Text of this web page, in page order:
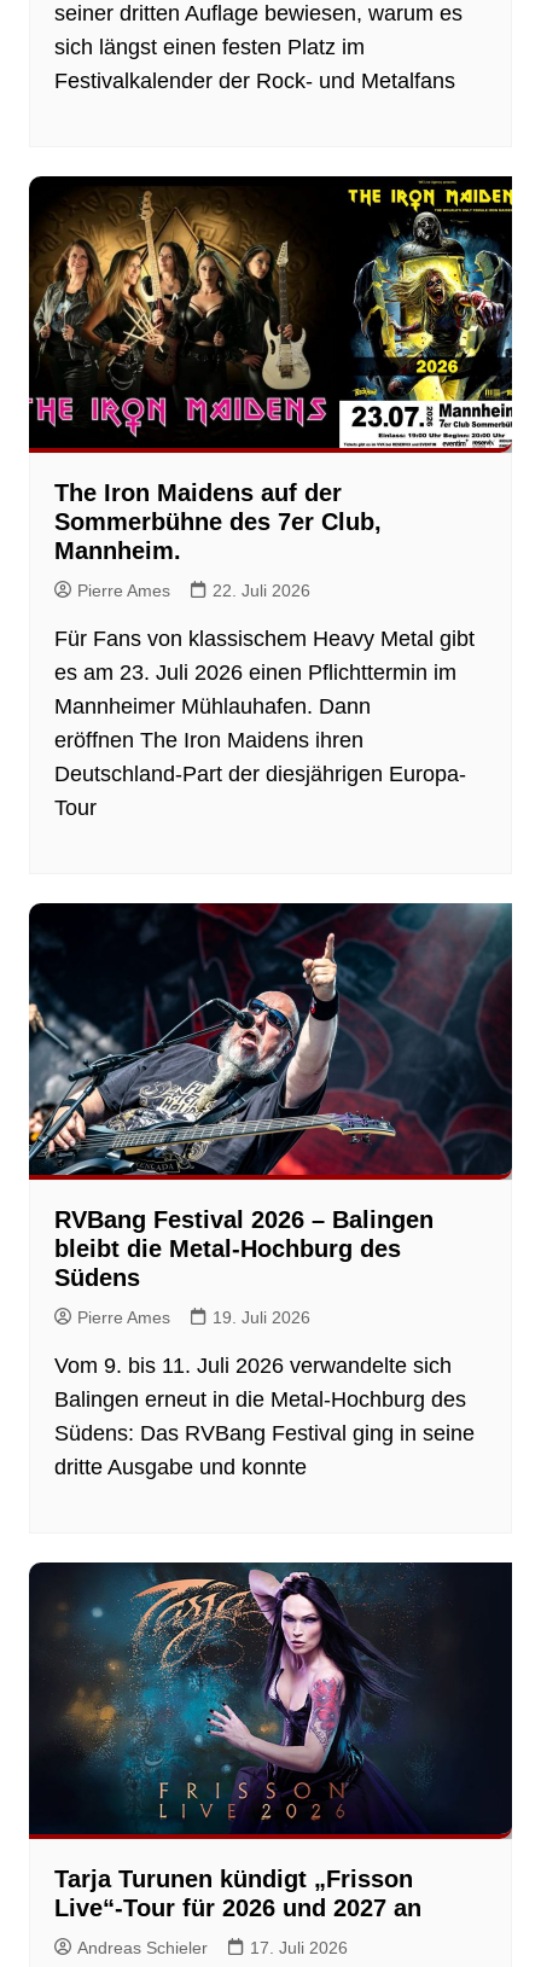
seiner dritten Auflage bewiesen, warum es
sich längst einen festen Platz im
Festivalkalender der Rock- und Metalfans
The Iron Maidens auf der
Sommerbühne des 7er Club,
Mannheim.
Pierre Ames 22. Juli 2026
Für Fans von klassischem Heavy Metal gibt
es am 23. Juli 2026 einen Pflichttermin im
Mannheimer Mühlauhafen. Dann
eröffnen The Iron Maidens ihren
Deutschland-Part der diesjährigen Europa-
Tour
RVBang Festival 2026 – Balingen
bleibt die Metal-Hochburg des
Südens
Pierre Ames 19. Juli 2026
Vom 9. bis 11. Juli 2026 verwandelte sich
Balingen erneut in die Metal-Hochburg des
Südens: Das RVBang Festival ging in seine
dritte Ausgabe und konnte
Tarja Turunen kündigt „Frisson
Live“-Tour für 2026 und 2027 an
Andreas Schieler 17. Juli 2026